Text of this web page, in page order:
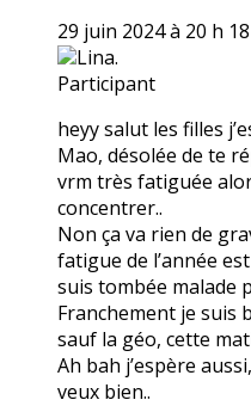
29 juin 2024 à 20 h
Lina.
Participant
heyy salut les filles
Mao, désolée de te
vrm très fatiguée
concentrer..
Non ça va rien de
fatigue de l’année
suis tombée malade
Franchement je suis
sauf la géo, cette
Ah bah j’espère
veux bien..